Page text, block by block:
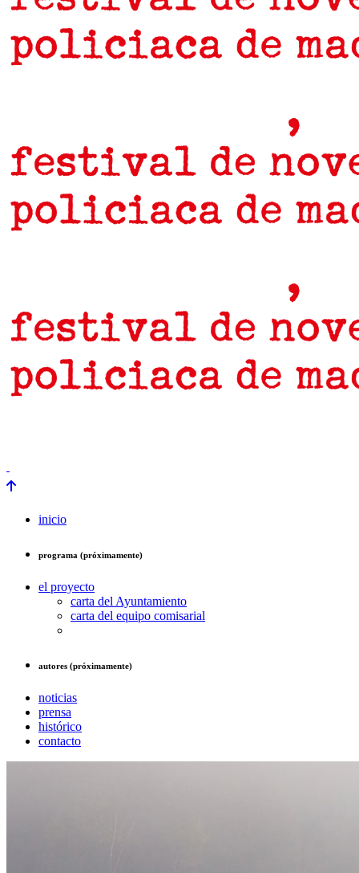
inicio
programa (próximamente)
el proyecto
carta del Ayuntamiento
carta del equipo comisarial
autores (próximamente)
noticias
prensa
histórico
contacto